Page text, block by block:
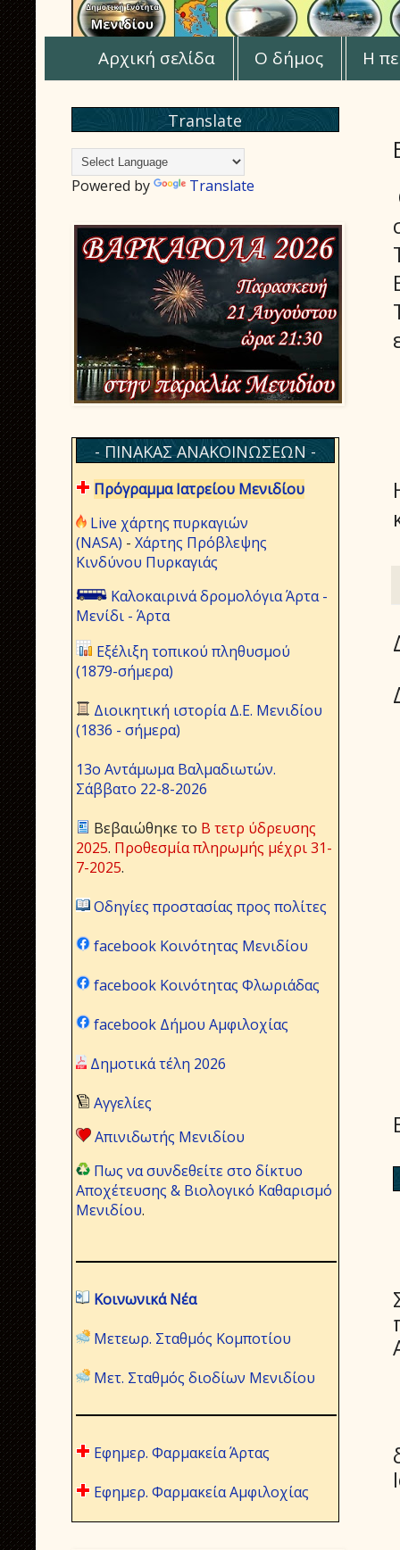
Αρχική σελίδα Ο δήμος Η
Translate
Powered by Translate
- ΠΙΝΑΚΑΣ ΑΝΑΚΟΙΝΩΣΕΩΝ -
Πρόγραμμα Ιατρείου Μενιδίου
Live χάρτης πυρκαγιών
(NASA) - Χάρτης Πρόβλεψης
Κινδύνου Πυρκαγιάς
Καλοκαιρινά δρομολόγια Άρτα -
Μενίδι - Άρτα
Εξέλιξη τοπικού πληθυσμού
(1879-σήμερα)
Διοικητική ιστορία Δ.Ε. Μενιδίου
(1836 - σήμερα)
13ο Αντάμωμα Βαλμαδιωτών.
Σάββατο 22-8-2026
Βεβαιώθηκε το Β τετρ ύδρευσης
2025. Προθεσμία πληρωμής μέχρι 31-
7-2025.
Οδηγίες προστασίας προς πολίτες
facebook Κοινότητας Μενιδίου
facebook Κοινότητας Φλωριάδας
facebook Δήμου Αμφιλοχίας
Δημοτικά τέλη 2026
Αγγελίες
Απινιδωτής Μενιδίου
Πως να συνδεθείτε στο δίκτυο
Αποχέτευσης & Βιολογικό Καθαρισμό
Μενιδίου.
Κοινωνικά Νέα
Μετεωρ. Σταθμός Κομποτίου
Μετ. Σταθμός διοδίων Μενιδίου
Εφημερ. Φαρμακεία Άρτας
Εφημερ. Φαρμακεία Αμφιλοχίας